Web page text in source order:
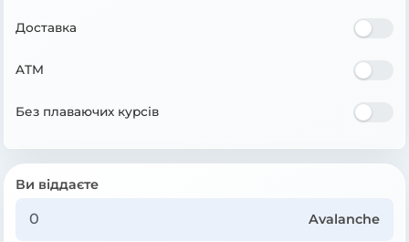
Доставка
ATM
Без плаваючих курсів
Ви віддаєте
Avalanche